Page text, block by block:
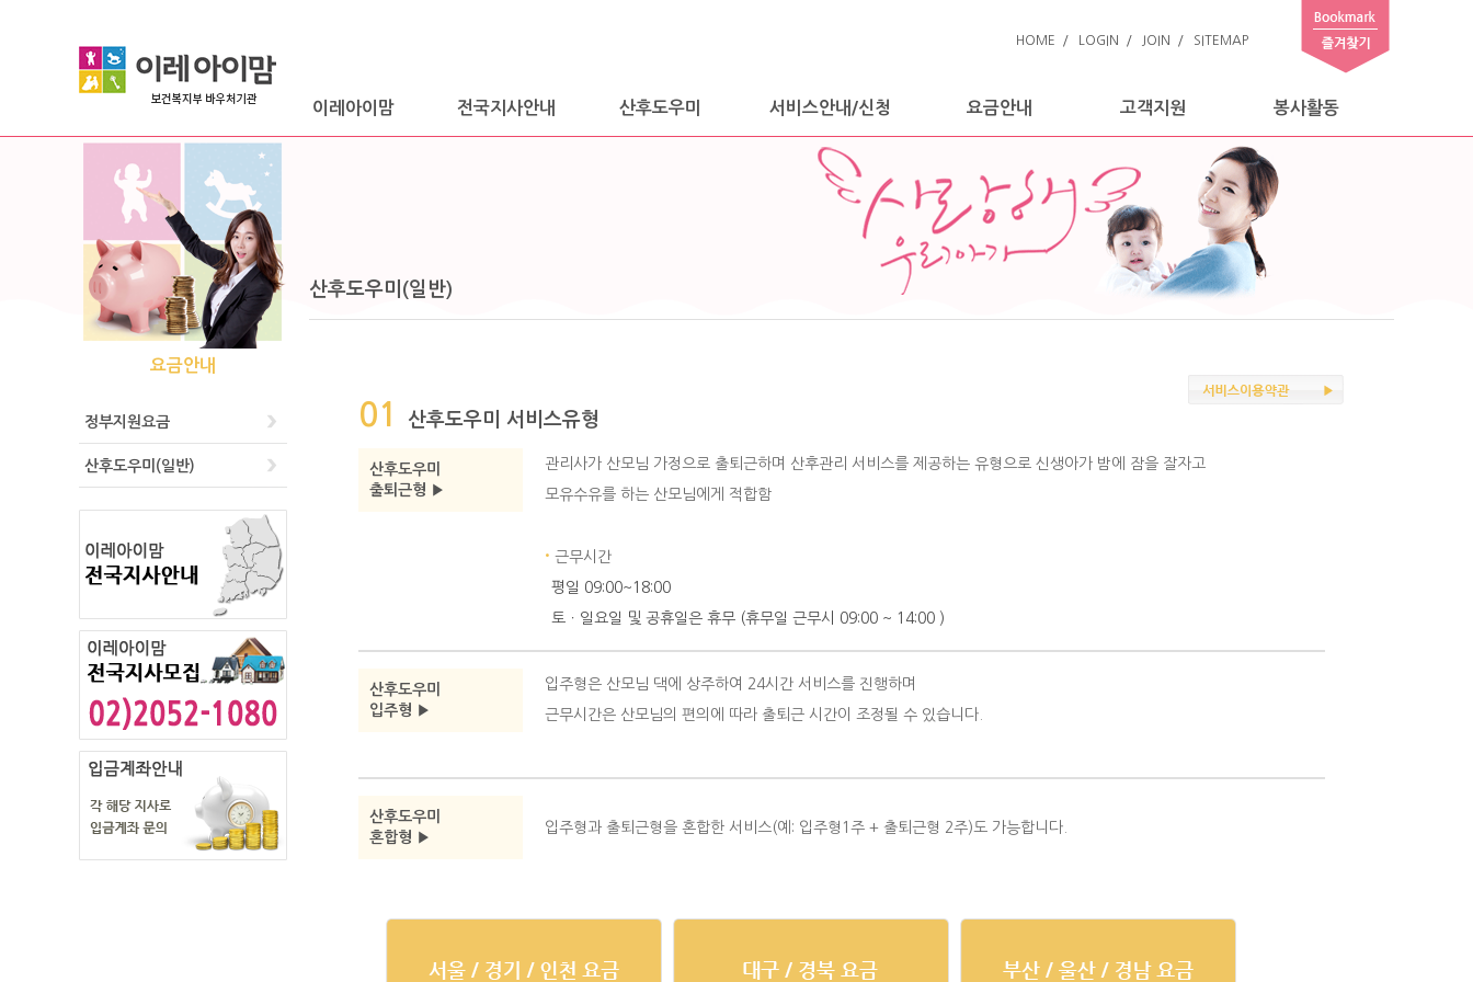
HOME / LOGIN / JOIN / SITEMAP
이레아이맘 전국지사안내 산후도우미 서비스안내/신청 요금안내 고객지원 봉사활동
요금안내
정부지원요금
산후도우미(일반)
산후도우미(일반)
01 산후도우미 서비스유형
산후도우미
출퇴근형 ▶
관리사가 산모님 가정으로 출퇴근하며 산후관리 서비스를 제공하는 유형으로 신생아가 밤에 잠을 잘자고
모유수유를 하는 산모님에게 적합함
· 근무시간
평일 09:00~18:00
토ㆍ일요일 및 공휴일은 휴무 (휴무일 근무시 09:00 ~ 14:00 )
산후도우미
입주형 ▶
입주형은 산모님 댁에 상주하여 24시간 서비스를 진행하며
근무시간은 산모님의 편의에 따라 출퇴근 시간이 조정될 수 있습니다.
산후도우미
혼합형 ▶
입주형과 출퇴근형을 혼합한 서비스(예: 입주형1주 + 출퇴근형 2주)도 가능합니다.